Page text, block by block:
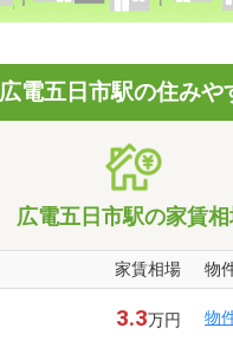
広電五日市駅の住みや
広電五日市駅の家賃
家賃相場 物
3.3万円 物